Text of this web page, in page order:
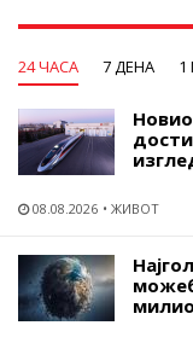
24 ЧАСА 7 ДЕНА 1
08.08.2026 ЖИВОТ